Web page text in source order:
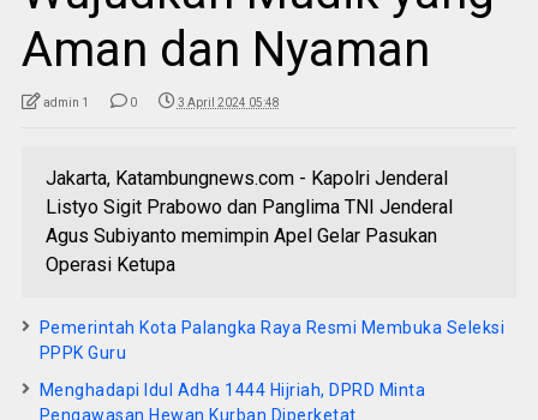
Aman dan Nyaman
admin 1 0 3 April 2024 05:48
Jakarta, Katambungnews.com - Kapolri Jenderal
Listyo Sigit Prabowo dan Panglima TNI Jenderal
Agus Subiyanto memimpin Apel Gelar Pasukan
Operasi Ketupa
Pemerintah Kota Palangka Raya Resmi Membuka Seleksi
PPPK Guru
Menghadapi Idul Adha 1444 Hijriah, DPRD Minta
Pengawasan Hewan Kurban Diperketat